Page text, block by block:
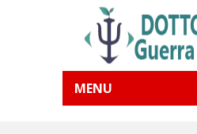
MENU